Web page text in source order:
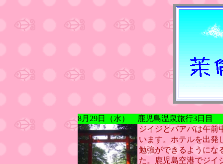
8月29日（水） 鹿児島温泉旅行3日目
ジイジとバアバは午前
います。ホテルを出発
勉強ができるようにな
た。鹿児島空港でジイ